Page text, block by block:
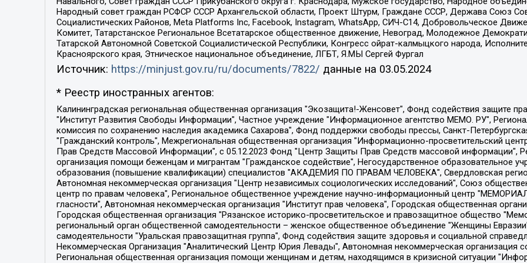
Народный совет граждан РСФСР СССР Архангельской области, Проект Штурм, Граждане СССР, Держава Союз
Социалистических Районов, Meta Platforms Inc, Facebook, Instagram, WhatsApp, СИЧ-С14, Добровольческое
Комитет, Татарстанское Региональное Всетатарское общественное движение, Невоград, Молодежное
Татарской Автономной Советской Социалистической Республики, Конгресс ойрат-калмыцкого народа,
Красноярского края, Этническое национальное объединение, ЛГБТ, Я.МЫ Сергей Фургал
Источник: https://minjust.gov.ru/ru/documents/7822/ данные на 03.05.2024
* Реестр иностранных агентов:
Калининградская региональная общественная организация "Экозащита!-Женсовет", Фонд содействия защите прав и свобод граждан "Общественный вердикт", Фонд "Институт Развития Свободы Информации", Частное учреждение "Информационное агентство МЕМО. РУ", Региональная общественная организация "Общественная комиссия по сохранению наследия академика Сахарова", Фонд поддержки свободы прессы, Санкт-Петербургская общественная правозащитная организация "Гражданский контроль", Межрегиональная общественная организация "Информационно-просветительский центр "Мемориал", Региональный Фонд "Центр Защиты Прав Средств Массовой Информации", с 05.12.2023 Фонд "Центр Защиты Прав Средств массовой информации", Региональная общественная благотворительная организация помощи беженцам и мигрантам "Гражданское содействие", Негосударственное образовательное учреждение дополнительного профессионального образования (повышение квалификации) специалистов "АКАДЕМИЯ ПО ПРАВАМ ЧЕЛОВЕКА", Свердловская региональная общественная организация "Сутяжник", Автономная некоммерческая организация "Центр независимых социологических исследований", Союз общественных объединений "Российский исследовательский центр по правам человека", Региональное общественное учреждение научно-информационный центр "МЕМОРИАЛ", Некоммерческая организация "Фонд защиты гласности", Автономная некоммерческая организация "Институт прав человека", Городская общественная организация "Екатеринбургское общество "МЕМОРИАЛ", Городская общественная организация "Рязанское историко-просветительское и правозащитное общество "Мемориал" (Рязанский Мемориал), Челябинский региональный орган общественной самодеятельности – женское общественное объединение "Женщины Евразии", Челябинский региональный орган общественной самодеятельности "Уральская правозащитная группа", Фонд содействия защите здоровья и социальной справедливости имени Андрея Рылькова, Автономная Некоммерческая Организация "Аналитический Центр Юрия Левады", Автономная некоммерческая организация социальной поддержки населения "Проект Апрель", Региональная общественная организация помощи женщинам и детям, находящимся в кризисной ситуации "Информационно-методический центр "Анна", Фонд содействия развитию массовых коммуникаций и правовому просвещению "Так-так-Так", Фонд содействия устойчивому развитию "Серебряная тайга", Свердловский региональный общественный фонд социальных проектов "Новое время", "Idel.Реалии", Кавказ.Реалии, Крым.Реалии, Телеканал Настоящее Время, Татаро-башкирская служба Радио Свобода (Azatliq Radiosi), Радио Свободная Европа/Радио Свобода (PCE/PC), "Сибирь.Реалии", "Фактограф", Благотворительный фонд помощи осужденным и их семьям, Автономная некоммерческая организация "Институт глобализации и социальных движений", Фонд "В защиту прав заключенных", Частное учреждение "Центр поддержки и содействия развитию средств массовой информации", Пензенский региональный общественный благотворительный фонд "Гражданский союз", "Север.Реалии", Некоммерческая организация Фонд "Правовая инициатива", Общество с ограниченной ответственностью "Радио Свободная Европа/Радио Свобода", Чешское информационное агентство "MEDIUM-ORIENT", Красноярская региональная общественная организация "Мы против СПИДа", Камалягин Денис Николаевич, Маркелов Сергей Евгеньевич, Пономарев Лев Александрович, Савицкая Людмила Алексеевна, Автономная некоммерческая организация "Центр по работе с проблемой насилия "НАСИЛИЮ.НЕТ", Межрегиональный профессиональный союз работников здравоохранения "Альянс врачей", Юридическое лицо, зарегистрированное в Латвийской Республике, SIA "Medusa Project" (регистрационный номер 40103797863, дата регистрации 10.06.2014), Некоммерческая организация "Фонд по борьбе с коррупцией", Автономная некоммерческая организация "Институт права и публичной политики", Баданин Роман Сергеевич, Гликин Максим Александрович, Железнова Мария Михайловна, Лукьянова Юлия Сергеевна, Маетная Елизавета Витальевна, Маняхин Петр Борисович, Чуракова Ольга Владимировна, Ярош Юлия Петровна, Юридическое лицо "The Insider SIA", зарегистрированное в Риге, Латвийская Республика (дата регистрации 26.06.2015), являющееся администратором доменного имени интернет-издания "The Insider SIA", https://theins.ru, Постернак Алексей Евгеньевич, Рубин Михаил Аркадьевич, Анин Роман Александрович, Юридическое лицо Istories fonds, зарегистрированное в Латвийской Республике (регистрационный номер 50008295751, дата регистрации 24.02.2020), Великовский Дмитрий Александрович, Долинина Ирина Николаевна, Мароховская Алеся Алексеевна, Шлейнов Роман Юрьевич, Шмагун Олеся Валентиновна, Общество с ограниченной ответственностью "Альтаир 2021", Общество с ограниченной ответственностью "Вега 2021", Общество с ограниченной ответственностью "Главный редактор 2021", Общество с ограниченной ответственностью "Ромашки монолит", Важенков Артем Валерьевич, Ивановская областная общественная организация "Центр гендерных исследований", Гурман Юрий Альбертович, Медиапроект "ОВД-Инфо", Егоров Владимир Владимирович, Жилинский Владимир Александрович, Общество с ограниченной ответственностью "ЗП", Иванова София Юрьевна, Карезина Инна Павловна, Кильтау Екатерина Викторовна, Петров Алексей Викторович, Пискунов Сергей Евгеньевич, Смирнов Сергей Сергеевич, Тихонов Михаил Сергеевич, Общество с ограниченной ответственностью "ЖУРНАЛИСТ-ИНОСТРАННЫЙ АГЕНТ", Арапова Галина Юрьевна, Вольтская Татьяна Анатольевна, Американская компания "Mason G.E.S. Anonymous Foundation" (США), являющаяся владельцем интернет-издания https://mnews.world/, Компания "Stichting Bellingcat", зарегистрированная в Нидерландах (дата регистрации 11.07.2018), Захаров Андрей Вячеславович, Клепиковская Екатерина Дмитриевна, Общество с ограниченной ответственностью "МЕМО", Перл Роман Александрович, Симонов Евгений Алексеевич, Соловьева Елена Анатольевна, Сотников Даниил Владимирович, Сурначева Елизавета Дмитриевна, Автономная некоммерческая организация по защите прав человека и информированию населения "Якутия – Наше Мнение", Общество с ограниченной ответственностью "Москоу диджитал медиа", с 26.01.2023 Общество с ограниченной ответственностью "Чайка Белые сады", Ветошкина Валерия Валерьевна, Заговора Максим Александрович, Межрегиональное общественное движение "Российская ЛГБТ - сеть", Оленичев Максим Владимирович, Павлов Иван Юрьевич, Скворцова Елена Сергеевна, Общество с ограниченной ответственностью "Как бы инагент", Кочетков Игорь Викторович, Общество с ограниченной ответственностью "Честные выборы", Еланчик Олег Александрович, Общество с ограниченной ответственностью "Нобелевский призыв", Гималова Регина Эмилевна, Григорьев Андрей Валерьевич, Григорьева Алина Александровна, Ассоциация по содействию защите прав призывников, альтернативнослужащих и военнослужащих "Правозащитная группа